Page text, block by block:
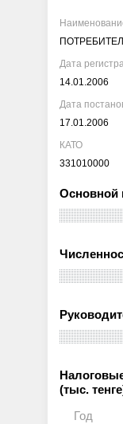
Дата
14.01.2006
Дата
17.01.2006
КАТО
331010000
Основной
(тыс.